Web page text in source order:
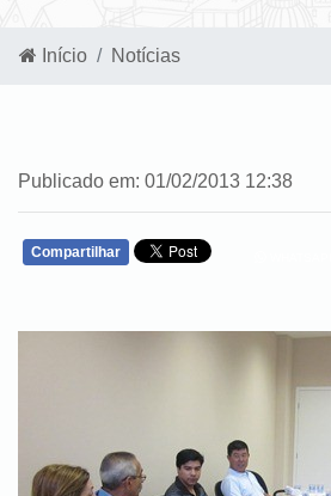
Início Notícias
Publicado em: 01/02/2013 12:38
Compartilhar